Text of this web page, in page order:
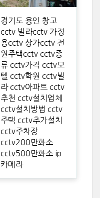
경기도 용인 창고
cctv 빌라cctv 가정
용cctv 상가cctv 전
원주택cctv cctv종
류 cctv가격 cctv모
텔 cctv학원 cctv빌
라 cctv아파트 cctv
추천 cctv설치업체
cctv설치방법 cctv
주택 cctv추가설치
cctv주차장
cctv200만화소
cctv500만화소 ip
카메라